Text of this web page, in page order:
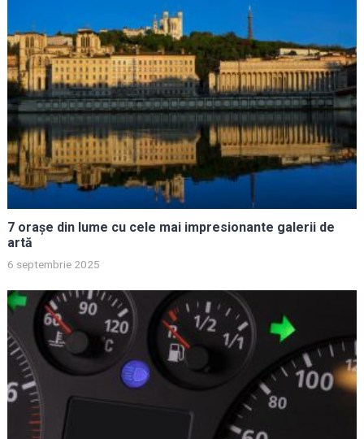
7 orașe din lume cu cele mai impresionante galerii de
artă
6 septembrie 2025